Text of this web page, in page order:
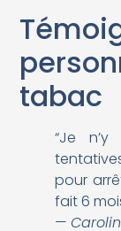
tabac
“Je
pour
fait 6
—